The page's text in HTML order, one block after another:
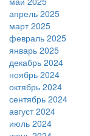
апрель 2025
март 2025
февраль 2025
январь 2025
декабрь 2024
ноябрь 2024
октябрь 2024
сентябрь 2024
август 2024
июль 2024